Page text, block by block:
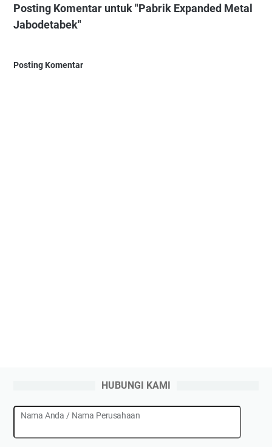
Posting Komentar untuk "Pabrik Expanded Metal
Jabodetabek"
Posting Komentar
HUBUNGI KAMI
Nama Anda / Nama Perusahaan